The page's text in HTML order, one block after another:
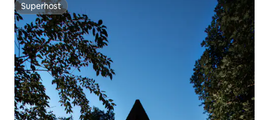
Superhost
Superhost